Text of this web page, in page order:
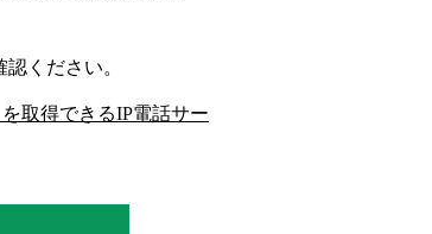
認ください。
を取得できるIP電話サー